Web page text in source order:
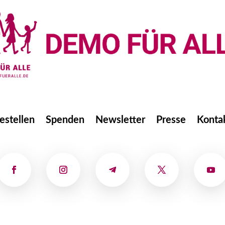
Spenden Newsletter Presse